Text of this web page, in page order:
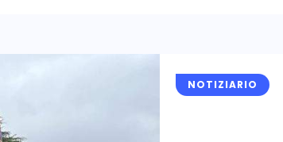
NOTIZIARIO